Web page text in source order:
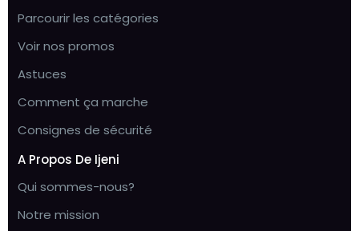
Parcourir les catégories
Voir nos promos
Astuces
Comment ça marche
Consignes de sécurité
A Propos De Ijeni
Qui sommes-nous?
Notre mission